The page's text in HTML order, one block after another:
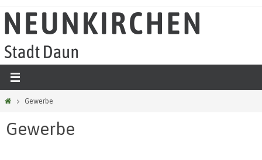
Zum
Inhalt
StartGewerbe
Gewerbe